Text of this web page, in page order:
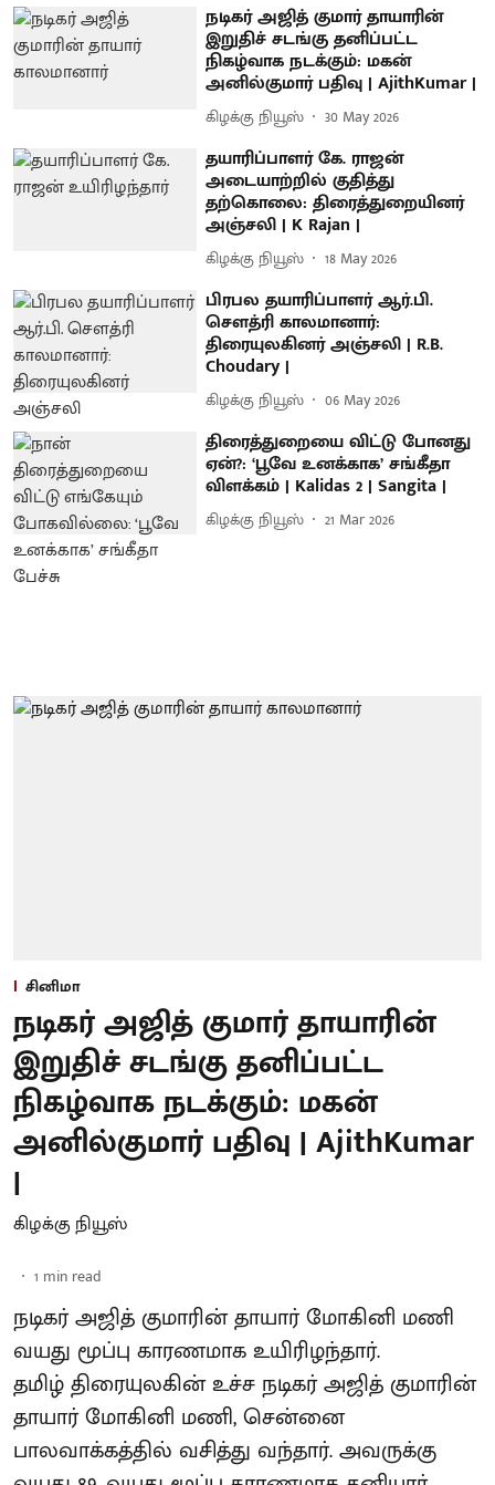
நடிகர் அஜித் குமார் தாயாரின்
இறுதிச் சடங்கு தனிப்பட்ட
நிகழ்வாக நடக்கும்: மகன்
அனில்குமார் பதிவு | AjithKumar |
கிழக்கு நியூஸ் 30 May 2026
தயாரிப்பாளர் கே. ராஜன்
அடையாற்றில் குதித்து
தற்கொலை: திரைத்துறையினர்
அஞ்சலி | K Rajan |
கிழக்கு நியூஸ் 18 May 2026
பிரபல தயாரிப்பாளர் ஆர்.பி.
சௌத்ரி காலமானார்:
திரையுலகினர் அஞ்சலி | R.B.
Choudary |
கிழக்கு நியூஸ் 06 May 2026
திரைத்துறையை விட்டு போனது
ஏன்?: ‘பூவே உனக்காக’ சங்கீதா
விளக்கம் | Kalidas 2 | Sangita |
கிழக்கு நியூஸ் 21 Mar 2026
சினிமா
நடிகர் அஜித் குமார் தாயாரின்
இறுதிச் சடங்கு தனிப்பட்ட
நிகழ்வாக நடக்கும்: மகன்
அனில்குமார் பதிவு | AjithKumar
|
கிழக்கு நியூஸ்
1 min read
நடிகர் அஜித் குமாரின் தாயார் மோகினி மணி
வயது மூப்பு காரணமாக உயிரிழந்தார்.
தமிழ் திரையுலகின் உச்ச நடிகர் அஜித் குமாரின்
தாயார் மோகினி மணி, சென்னை
பாலவாக்கத்தில் வசித்து வந்தார். அவருக்கு